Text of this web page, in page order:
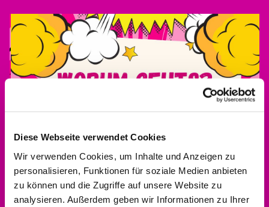
Diese Webseite verwendet Cookies
Wir verwenden Cookies, um Inhalte und Anzeigen zu
personalisieren, Funktionen für soziale Medien anbieten
zu können und die Zugriffe auf unsere Website zu
analysieren. Außerdem geben wir Informationen zu Ihrer